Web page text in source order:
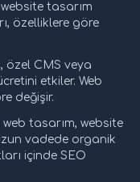
tasarım
özelliklere göre
özel CMS veya
etkiler. Web
değişir.
tasarım, website
vadede organik
içinde SEO